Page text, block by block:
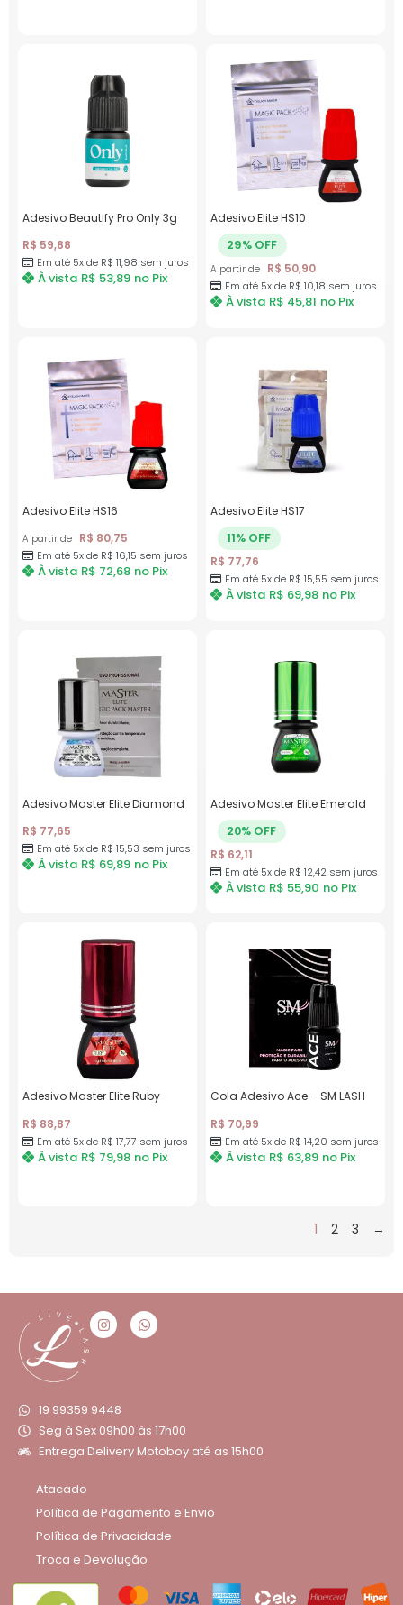
Adesivo Beautify Pro Only 3g
R$ 59,88
Em até 5x de R$ 11,98 sem juros
À vista R$ 53,89 no Pix
Adesivo Elite HS10
29% OFF
A partir de R$ 50,90
Em até 5x de R$ 10,18 sem juros
À vista R$ 45,81 no Pix
Adesivo Elite HS16
A partir de R$ 80,75
Em até 5x de R$ 16,15 sem juros
À vista R$ 72,68 no Pix
Adesivo Elite HS17
11% OFF
R$ 77,76
Em até 5x de R$ 15,55 sem juros
À vista R$ 69,98 no Pix
Adesivo Master Elite Diamond
R$ 77,65
Em até 5x de R$ 15,53 sem juros
À vista R$ 69,89 no Pix
Adesivo Master Elite Emerald
20% OFF
R$ 62,11
Em até 5x de R$ 12,42 sem juros
À vista R$ 55,90 no Pix
Adesivo Master Elite Ruby
R$ 88,87
Em até 5x de R$ 17,77 sem juros
À vista R$ 79,98 no Pix
Cola Adesivo Ace – SM LASH
R$ 70,99
Em até 5x de R$ 14,20 sem juros
À vista R$ 63,89 no Pix
1 2 3 →
19 99359 9448
Seg à Sex 09h00 às 17h00
Entrega Delivery Motoboy até as 15h00
Atacado
Política de Pagamento e Envio
Política de Privacidade
Troca e Devolução